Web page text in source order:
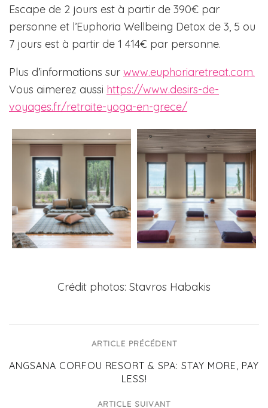
Escape de 2 jours est à partir de 390€ par
personne et l’Euphoria Wellbeing Detox de 3, 5 ou
7 jours est à partir de 1 414€ par personne.
Plus d’informations sur www.euphoriaretreat.com.
Vous aimerez aussi https://www.desirs-de-
voyages.fr/retraite-yoga-en-grece/
Crédit photos: Stavros Habakis
ARTICLE PRÉCÉDENT
ANGSANA CORFOU RESORT & SPA: STAY MORE, PAY
LESS!
ARTICLE SUIVANT